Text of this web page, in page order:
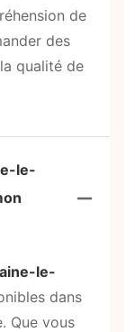
de
des
qualité de
le-
le-
dans
Que vous